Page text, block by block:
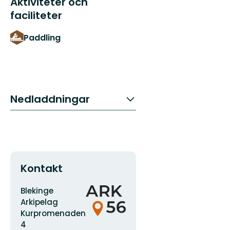
faciliteter
Paddling
Nedladdningar
Kontakt
Adress
Blekinge
Arkipelag
Kurpromenaden
4
Organisationens
logotyp